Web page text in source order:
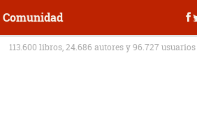
Comunidad
113.600 libros, 24.686 autores y 96.727